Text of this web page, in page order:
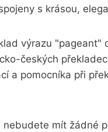
s krásou,
výrazu "pageant"
českých
a pomocníka při
mít žádné